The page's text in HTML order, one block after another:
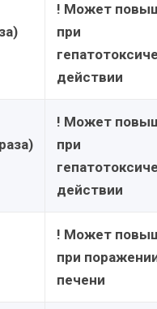
! Может
при
действии
! Может
при
действии
! Может
при
печени